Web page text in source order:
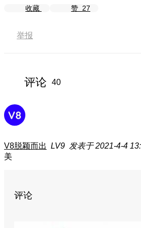
收藏 赞 27
举报
评论 40
V8脱颖而出 LV9 发表于 2021-4-4
美
评论